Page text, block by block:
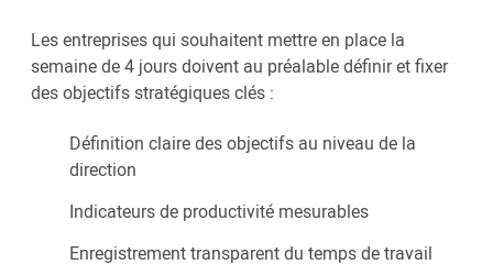
Les entreprises qui souhaitent mettre en place la
semaine de 4 jours doivent au préalable définir et fixer
des objectifs stratégiques clés :
Définition claire des objectifs au niveau de la
direction
Indicateurs de productivité mesurables
Enregistrement transparent du temps de travail